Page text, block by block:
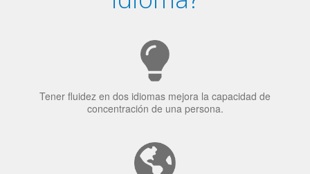
Tener fluidez en dos idiomas mejora la capacidad de
concentración de una persona.